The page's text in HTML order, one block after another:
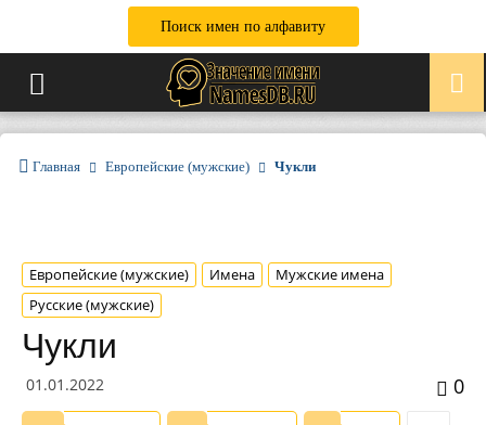
Поиск имен по алфавиту
Главная Европейские (мужские) Чукли
Европейские (мужские) Имена
Мужские имена
Русские (мужские)
Чукли
01.01.2022 0